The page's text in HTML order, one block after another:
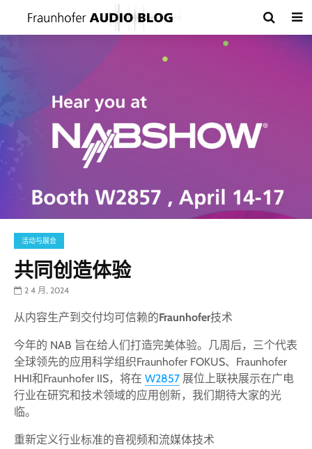
活动与展会
共同创造体验
2 4 月, 2024
从内容生产到交付均可信赖的Fraunhofer技术
今年的 NAB 旨在给人们打造完美体验。几周后，三个代表
全球领先的应用科学组织Fraunhofer FOKUS、Fraunhofer
HHI和Fraunhofer IIS，将在 W2857 展位上联袂展示在广电
行业在研究和技术领域的应用创新，我们期待大家的光
临。
重新定义行业标准的音视频和流媒体技术